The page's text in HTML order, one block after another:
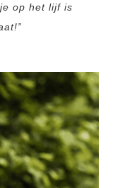
op het lijf is